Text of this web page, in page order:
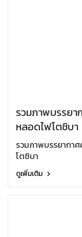
รวมภาพบรรยา
หลอดไฟโตชิบา
รวมภาพบรรยากา
โตชิบา
ดูเพิ่มเติม